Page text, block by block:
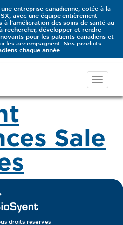
entreprise canadienne, cotée à la
avec une équipe entièrement
à l’amélioration des soins de santé au
rechercher, développer et rendre
pour les patients canadiens et
les accompagnent. Nos produits
chaque année.
Sale
droits réservés